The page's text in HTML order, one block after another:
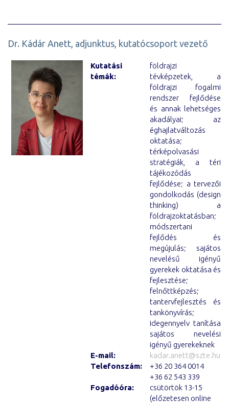
Dr. Kádár Anett, adjunktus, kutatócsoport vezető
Kutatási
témák:
földrajzi
tévképzetek, a
földrajzi fogalmi
rendszer fejlődése
és annak lehetséges
akadályai; az
éghajlatváltozás
oktatása;
térképolvasási
stratégiák, a téri
tájékozódás
fejlődése; a tervezői
gondolkodás (design
thinking) a
földrajzoktatásban;
módszertani
fejlődés és
megújulás; sajátos
nevelésű igényű
gyerekek oktatása és
fejlesztése;
felnőttképzés;
tantervfejlesztés és
tankönyvírás;
idegennyelv tanítása
sajátos nevelési
igényű gyerekeknek
E-mail:
kadar.anett@szte.hu
Telefonszám:
+36 20 364 0014
+36 62 543 339
Fogadóóra:
csütörtök 13-15
(előzetesen online